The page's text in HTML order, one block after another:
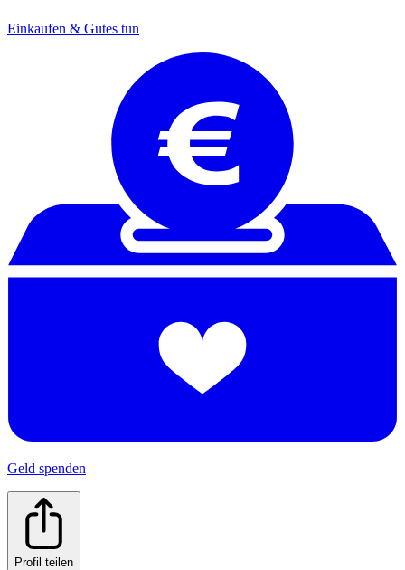
Einkaufen & Gutes tun
Geld spenden
Profil teilen